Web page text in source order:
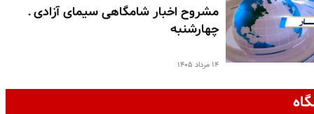
مشروح اخبار شامگاهی سیمای آزادی ـ
چهارشنبه
۱۴ مرداد ۱۴۰۵